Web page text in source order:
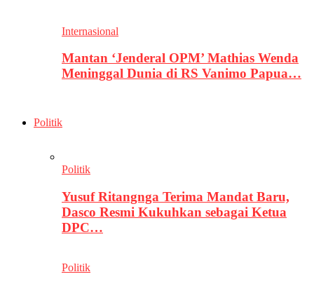
Internasional
Mantan ‘Jenderal OPM’ Mathias Wenda
Meninggal Dunia di RS Vanimo Papua…
Politik
Politik
Yusuf Ritangnga Terima Mandat Baru,
Dasco Resmi Kukuhkan sebagai Ketua
DPC…
Politik